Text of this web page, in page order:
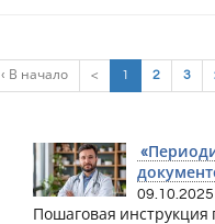
‹ В начало < 1 (current)
2 3
09.10.2025
Пошаговая